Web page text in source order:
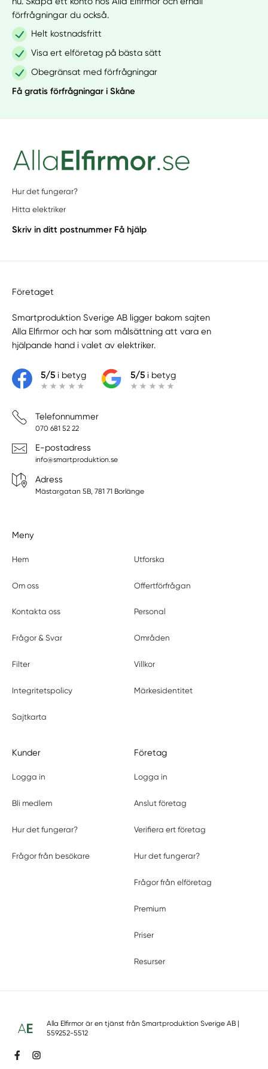
förfrågningar du också.
Helt kostnadsfritt
Visa ert elföretag på bästa sätt
Obegränsat med förfrågningar
Få gratis förfrågningar i Skåne
Hur det fungerar?
Hitta elektriker
Skriv in ditt postnummer Få hjälp
Företaget
Smartproduktion Sverige AB ligger bakom sajten
Alla Elfirmor och har som målsättning att vara en
hjälpande hand i valet av elektriker.
5/5i betyg 5/5i betyg
Telefonnummer
070 681 52 22
E-postadress
info@smartproduktion.se
Adress
Mästargatan 5B, 781 71 Borlänge
Meny
Hem Utforska
Om oss Offertförfrågan
Kontakta oss Personal
Frågor & Svar Områden
Filter Villkor
Integritetspolicy Märkesidentitet
Sajtkarta
Kunder
Logga in
Bli medlem
Hur det fungerar?
Frågor från besökare
Företag
Logga in
Anslut företag
Verifiera ert företag
Hur det fungerar?
Frågor från elföretag
Premium
Priser
Resurser
Alla Elfirmor är en tjänst från Smartproduktion Sverige AB|
559252-5512